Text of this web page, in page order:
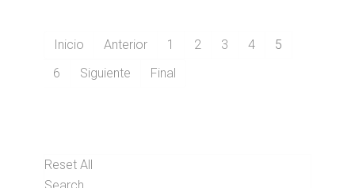
Inicio Anterior 1 2 3 4
5
6
Siguiente Final
Reset All
Search